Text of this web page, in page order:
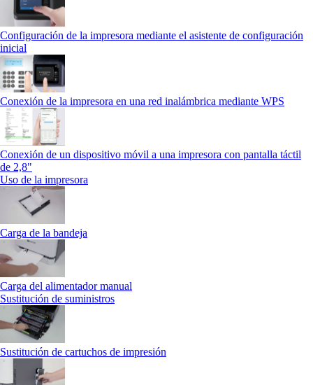
Configuración de la impresora mediante el asistente de configuración
inicial
Conexión de la impresora en una red inalámbrica mediante WPS
Conexión de un dispositivo móvil a una impresora con pantalla táctil
de 2,8"
Uso de la impresora
Carga de la bandeja
Carga del alimentador manual
Sustitución de suministros
Sustitución de cartuchos de impresión